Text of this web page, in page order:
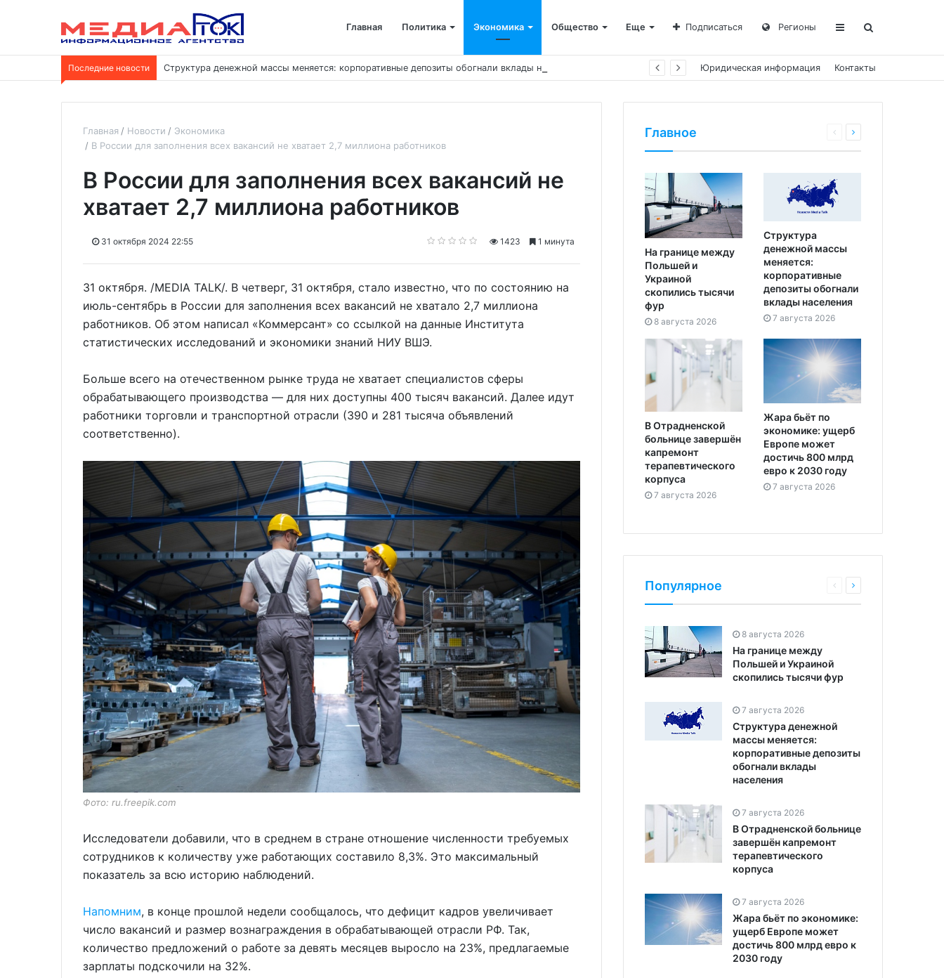
Главная Политика Экономика Общество Еще Подписаться Регионы
Последние новости Структура денежной массы меняется: корпоративные депозиты обогнали вклады населения Юридическая информация Контакты
Главная Новости
Экономика
В России для заполнения всех вакансий не хватает 2,7 миллиона работников
В России для заполнения всех вакансий не
хватает 2,7 миллиона работников
31 октября 2024 22:55 1423 1 минута
31 октября. /MEDIA TALK/. В четверг, 31 октября, стало известно, что по состоянию на
июль-сентябрь в России для заполнения всех вакансий не хватало 2,7 миллиона
работников. Об этом написал «Коммерсант» со ссылкой на данные Института
статистических исследований и экономики знаний НИУ ВШЭ.
Больше всего на отечественном рынке труда не хватает специалистов сферы
обрабатывающего производства — для них доступны 400 тысяч вакансий. Далее идут
работники торговли и транспортной отрасли (390 и 281 тысяча объявлений
соответственно).
Фото: ru.freepik.com
Исследователи добавили, что в среднем в стране отношение численности требуемых
сотрудников к количеству уже работающих составило 8,3%. Это максимальный
показатель за всю историю наблюдений.
Напомним, в конце прошлой недели сообщалось, что дефицит кадров увеличивает
число вакансий и размер вознаграждения в обрабатывающей отрасли РФ. Так,
количество предложений о работе за девять месяцев выросло на 23%, предлагаемые
зарплаты подскочили на 32%.
Главное
На границе между
Польшей и
Украиной
скопились тысячи
фур
8 августа 2026
Структура
денежной массы
меняется:
корпоративные
депозиты обогнали
вклады населения
7 августа 2026
В Отрадненской
больнице завершён
капремонт
терапевтического
корпуса
7 августа 2026
Жара бьёт по
экономике: ущерб
Европе может
достичь 800 млрд
евро к 2030 году
7 августа 2026
Популярное
8 августа 2026
На границе между
Польшей и Украиной
скопились тысячи фур
7 августа 2026
Структура денежной
массы меняется:
корпоративные депозиты
обогнали вклады
населения
7 августа 2026
В Отрадненской больнице
завершён капремонт
терапевтического
корпуса
7 августа 2026
Жара бьёт по экономике:
ущерб Европе может
достичь 800 млрд евро к
2030 году